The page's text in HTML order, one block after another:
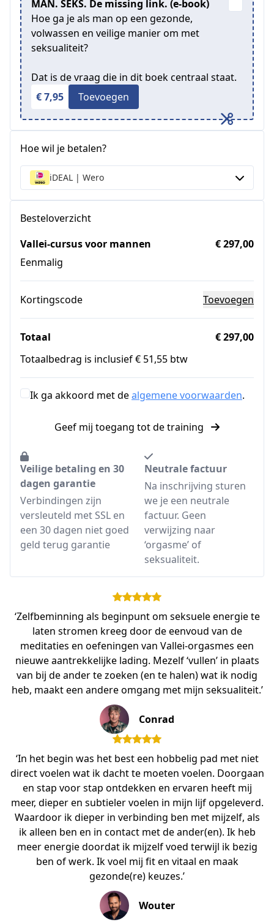
MAN. SEKS. De missing link. (e-book)
Hoe ga je als man op een gezonde,
volwassen en veilige manier om met
seksualiteit?
Dat is de vraag die in dit boek centraal staat.
€ 7,95
Toevoegen
Hoe wil je betalen?
iDEAL | Wero
Besteloverzicht
Vallei-cursus voor mannen
Eenmalig
€ 297,00
Kortingscode Toevoegen
Totaal
€ 297,00
Totaalbedrag is inclusief € 51,55 btw
Ik ga akkoord met dealgemene voorwaarden.
Geef mij toegang tot de training
Veilige betaling en 30
dagen garantie
Verbindingen zijn
versleuteld met SSL en
een 30 dagen niet goed
geld terug garantie
Neutrale factuur
Na inschrijving sturen
we je een neutrale
factuur. Geen
verwijzing naar
‘orgasme’ of
seksualiteit.
‘Zelfbeminning als beginpunt om seksuele energie te
laten stromen kreeg door de eenvoud van de
meditaties en oefeningen van Vallei-orgasmes een
nieuwe aantrekkelijke lading. Mezelf ‘vullen’ in plaats
van bij de ander te zoeken (en te halen) wat ik nodig
heb, maakt een andere omgang met mijn seksualiteit.’
Conrad
‘In het begin was het best een hobbelig pad met niet
direct voelen wat ik dacht te moeten voelen. Doorgaan
en stap voor stap ontdekken en ervaren heeft mij
meer, dieper en subtieler voelen in mijn lijf opgeleverd.
Waardoor ik dieper in verbinding ben met mijzelf, als
ik alleen ben en in contact met de ander(en). Ik heb
meer energie doordat ik mijzelf voed terwijl ik bezig
ben of werk. Ik voel mij fit en vitaal en maak
gezonde(re) keuzes.’
Wouter